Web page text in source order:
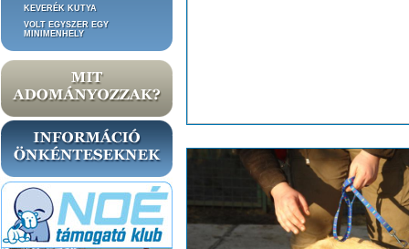
KEVERÉK KUTYA
VOLT EGYSZER EGY
MINIMENHELY